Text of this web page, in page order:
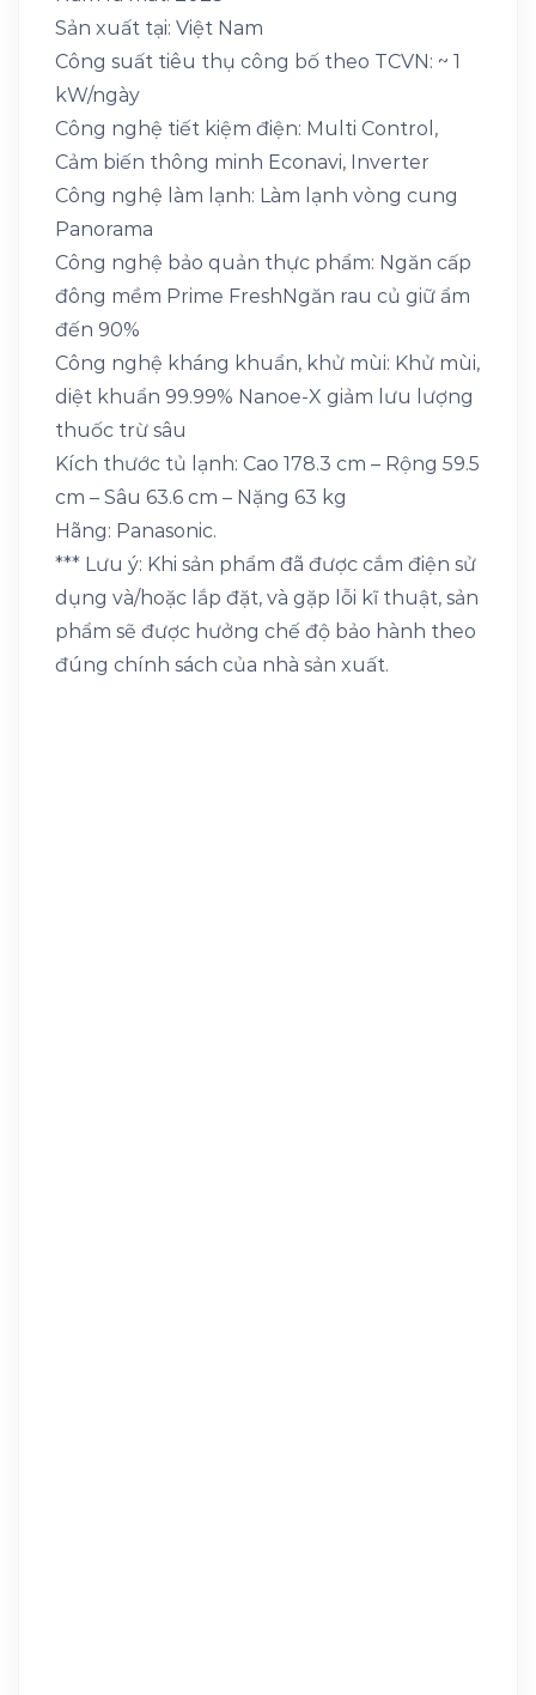
Sản xuất tại: Việt Nam
Công suất tiêu thụ công bố theo TCVN: ~ 1
kW/ngày
Công nghệ tiết kiệm điện: Multi Control,
Cảm biến thông minh Econavi, Inverter
Công nghệ làm lạnh: Làm lạnh vòng cung
Panorama
Công nghệ bảo quản thực phẩm: Ngăn cấp
đông mềm Prime FreshNgăn rau củ giữ ẩm
đến 90%
Công nghệ kháng khuẩn, khử mùi: Khử mùi,
diệt khuẩn 99.99% Nanoe-X giảm lưu lượng
thuốc trừ sâu
Kích thước tủ lạnh: Cao 178.3 cm – Rộng 59.5
cm – Sâu 63.6 cm – Nặng 63 kg
Hãng: Panasonic.
*** Lưu ý: Khi sản phẩm đã được cắm điện sử
dụng và/hoặc lắp đặt, và gặp lỗi kĩ thuật, sản
phẩm sẽ được hưởng chế độ bảo hành theo
đúng chính sách của nhà sản xuất.